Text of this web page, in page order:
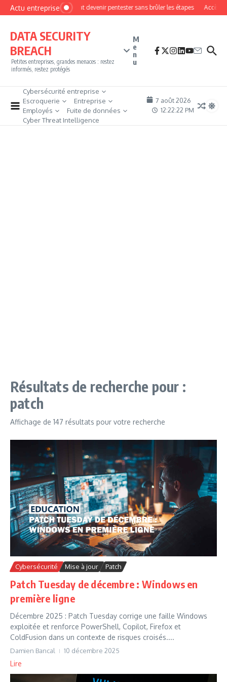
Aller au contenu
Actu entrepriseComment devenir pentester sans brûler les étapes Accès
DATA SECURITY
BREACH
Petites entreprises, grandes menaces : restez
informés, restez protégés
M
e
n
u
Cybersécurité entreprise
Escroquerie
Entreprise
Employés
Fuite de données
Cyber Threat Intelligence
7 août 2026
12:22:23 PM
Résultats de recherche pour :
patch
Affichage de 147 résultats pour votre recherche
Cybersécurité Mise à jour Patch
Patch Tuesday de décembre : Windows en
première ligne
Décembre 2025 : Patch Tuesday corrige une faille Windows
exploitée et renforce PowerShell, Copilot, Firefox et
ColdFusion dans un contexte de risques croisés....
Damien Bancal 10 décembre 2025
Lire